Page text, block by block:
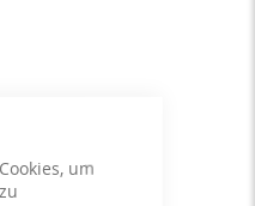
um
Aqua